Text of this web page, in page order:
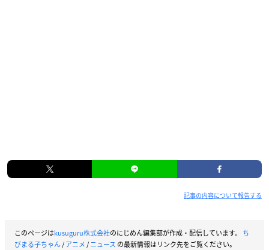
記事の内容について報告する
このページはkusuguru株式会社のにじめん編集部が作成・配信しています。 ち
びまる子ちゃん/アニメ/ニュース の最新情報はリンク先をご覧ください。